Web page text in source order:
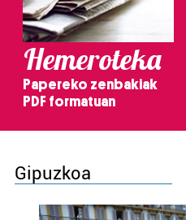
Hemeroteka
Papereko zenbakiak
PDF formatuan
Gipuzkoa